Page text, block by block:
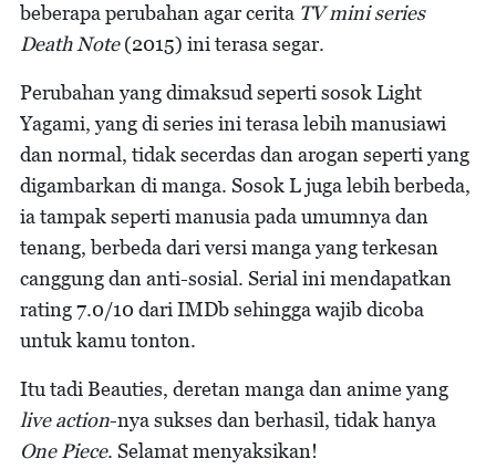
beberapa perubahan agar cerita TV mini series
Death Note(2015) ini terasa segar.
Perubahan yang dimaksud seperti sosok Light
Yagami, yang di series ini terasa lebih manusiawi
dan normal, tidak secerdas dan arogan seperti yang
digambarkan di manga. Sosok L juga lebih berbeda,
ia tampak seperti manusia pada umumnya dan
tenang, berbeda dari versi manga yang terkesan
canggung dan anti-sosial. Serial ini mendapatkan
rating 7.0/10 dari IMDb sehingga wajib dicoba
untuk kamu tonton.
Itu tadi Beauties, deretan manga dan anime yang
live action-nya sukses dan berhasil, tidak hanya
One Piece. Selamat menyaksikan!